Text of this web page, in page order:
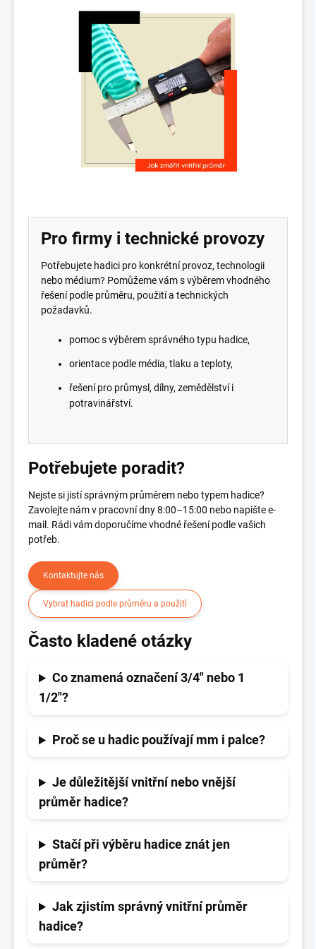
Pro firmy i technické provozy
Potřebujete hadici pro konkrétní provoz, technologii
nebo médium? Pomůžeme vám s výběrem vhodného
řešení podle průměru, použití a technických
požadavků.
pomoc s výběrem správného typu hadice,
orientace podle média, tlaku a teploty,
řešení pro průmysl, dílny, zemědělství i
potravinářství.
Potřebujete poradit?
Nejste si jistí správným průměrem nebo typem hadice?
Zavolejte nám v pracovní dny 8:00–15:00 nebo napište e-
mail. Rádi vám doporučíme vhodné řešení podle vašich
potřeb.
Kontaktujte nás
Vybrat hadici podle průměru a použití
Často kladené otázky
Co znamená označení 3/4" nebo 1
1/2"?
Proč se u hadic používají mm i palce?
Je důležitější vnitřní nebo vnější
průměr hadice?
Stačí při výběru hadice znát jen
průměr?
Jak zjistím správný vnitřní průměr
hadice?